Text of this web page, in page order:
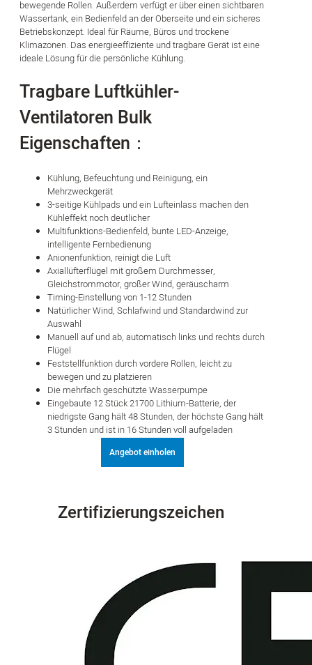
bewegende Rollen. Außerdem verfügt er über einen sichtbaren
Wassertank, ein Bedienfeld an der Oberseite und ein sicheres
Betriebskonzept. Ideal für Räume, Büros und trockene
Klimazonen. Das energieeffiziente und tragbare Gerät ist eine
ideale Lösung für die persönliche Kühlung.
Tragbare Luftkühler-
Ventilatoren Bulk
Eigenschaften：
Kühlung, Befeuchtung und Reinigung, ein
Mehrzweckgerät
3-seitige Kühlpads und ein Lufteinlass machen den
Kühleffekt noch deutlicher
Multifunktions-Bedienfeld, bunte LED-Anzeige,
intelligente Fernbedienung
Anionenfunktion, reinigt die Luft
Axiallüfterflügel mit großem Durchmesser,
Gleichstrommotor, großer Wind, geräuscharm
Timing-Einstellung von 1-12 Stunden
Natürlicher Wind, Schlafwind und Standardwind zur
Auswahl
Manuell auf und ab, automatisch links und rechts durch
Flügel
Feststellfunktion durch vordere Rollen, leicht zu
bewegen und zu platzieren
Die mehrfach geschützte Wasserpumpe
Eingebaute 12 Stück 21700 Lithium-Batterie, der
niedrigste Gang hält 48 Stunden, der höchste Gang hält
3 Stunden und ist in 16 Stunden voll aufgeladen
Angebot einholen
Zertifizierungszeichen